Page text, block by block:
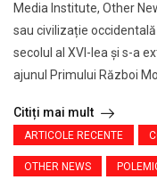
Media Institute, Other
sau civilizație
secolul al XVI-lea și s-a
ajunul Primului Război
Citiți mai mult
ARTICOLE RECENTE
OTHER NEWS